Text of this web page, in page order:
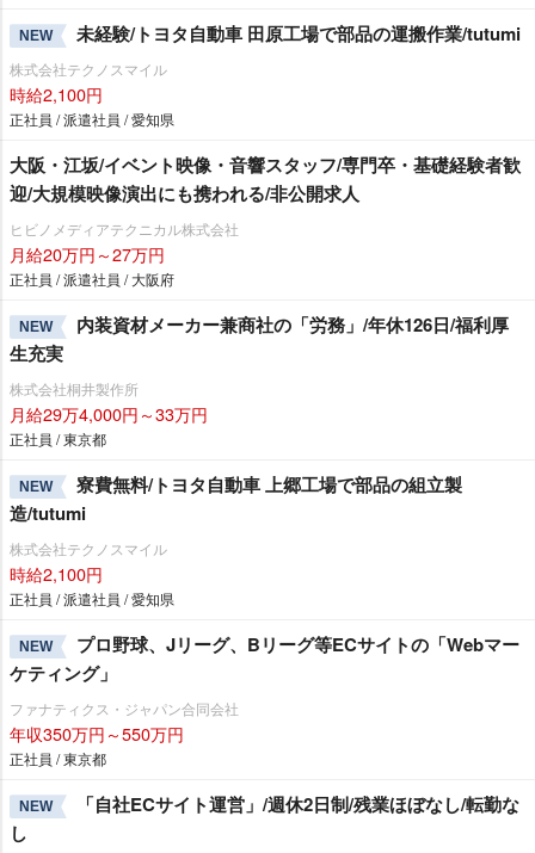
NEW 未経験/トヨタ自動車 田原工場で部品の運搬作業/tutumi
株式会社テクノスマイル
時給2,100円
正社員 / 派遣社員 / 愛知県
大阪・江坂/イベント映像・音響スタッフ/専門卒・基礎経験者歓
迎/大規模映像演出にも携われる/非公開求人
ヒビノメディアテクニカル株式会社
月給20万円～27万円
正社員 / 派遣社員 / 大阪府
NEW
内装資材メーカー兼商社の「労務」/年休126日/福利厚
生充実
株式会社桐井製作所
月給29万4,000円～33万円
正社員 / 東京都
NEW
寮費無料/トヨタ自動車 上郷工場で部品の組立製
造/tutumi
株式会社テクノスマイル
時給2,100円
正社員 / 派遣社員 / 愛知県
NEW
プロ野球、Jリーグ、Bリーグ等ECサイトの「Webマー
ケティング」
ファナティクス・ジャパン合同会社
年収350万円～550万円
正社員 / 東京都
NEW
「自社ECサイト運営」/週休2日制/残業ほぼなし/転勤な
し